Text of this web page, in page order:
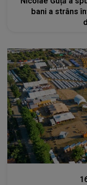
bani a strâns într-o viață de cântări și